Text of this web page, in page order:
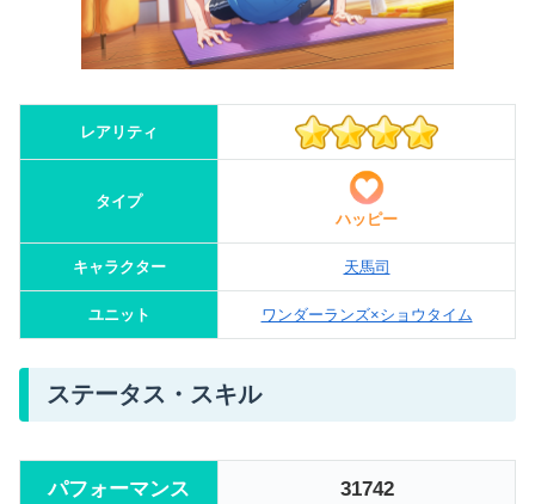
レアリティ
タイプ
ハッピー
キャラクター 天馬司
ユニット ワンダーランズ×ショウタイム
ステータス・スキル
パフォーマンス 31742